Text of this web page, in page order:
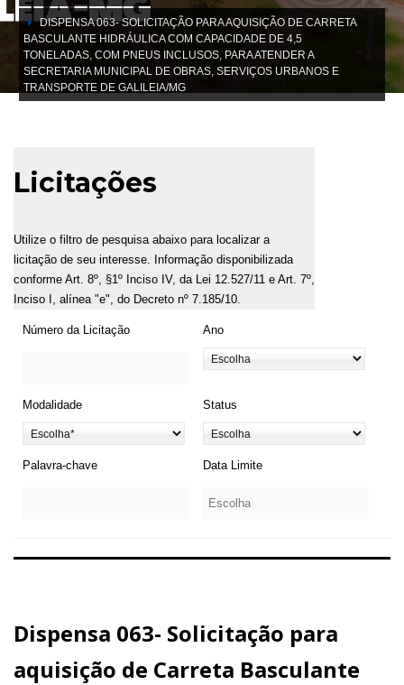
DISPENSA 063- SOLICITAÇÃO PARA AQUISIÇÃO DE CARRETA
BASCULANTE HIDRÁULICA COM CAPACIDADE DE 4,5
TONELADAS, COM PNEUS INCLUSOS, PARA ATENDER A
SECRETARIA MUNICIPAL DE OBRAS, SERVIÇOS URBANOS E
TRANSPORTE DE GALILEIA/MG
Licitações
Utilize o filtro de pesquisa abaixo para localizar a
licitação de seu interesse. Informação disponibilizada
conforme Art. 8º, §1º Inciso IV, da Lei 12.527/11 e Art. 7º,
Inciso I, alínea "e", do Decreto nº 7.185/10.
Número da Licitação Ano
Modalidade Status
Palavra-chave Data Limite
Dispensa 063- Solicitação para
aquisição de Carreta Basculante